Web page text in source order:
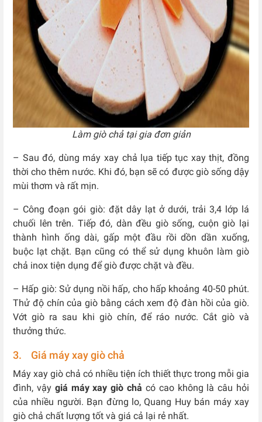
Làm giò chả tại gia đơn giản
– Sau đó, dùng máy xay chả lụa tiếp tục xay thịt, đồng
thời cho thêm nước. Khi đó, bạn sẽ có được giò sống dậy
mùi thơm và rất mịn.
– Công đoạn gói giò: đặt dây lạt ở dưới, trải 3,4 lớp lá
chuối lên trên. Tiếp đó, dàn đều giò sống, cuộn giò lại
thành hình ống dài, gấp một đầu rồi dồn dần xuống,
buộc lạt chặt. Bạn cũng có thể sử dụng khuôn làm giò
chả inox tiện dụng để giò được chặt và đều.
– Hấp giò: Sử dụng nồi hấp, cho hấp khoảng 40-50 phút.
Thử độ chín của giò bằng cách xem độ đàn hồi của giò.
Vớt giò ra sau khi giò chín, để ráo nước. Cắt giò và
thưởng thức.
3. Giá máy xay giò chả
Máy xay giò chả có nhiều tiện ích thiết thực trong mỗi gia
đình, vậy giá máy xay giò chả có cao không là câu hỏi
của nhiều người. Bạn đừng lo, Quang Huy bán máy xay
giò chả chất lượng tốt và giá cả lại rẻ nhất.